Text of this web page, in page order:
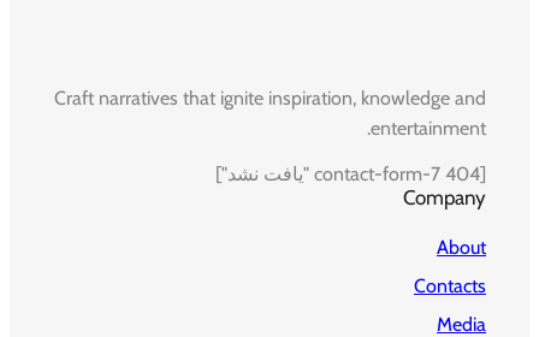
Craft narratives that ignite inspiration, knowledge and
entertainment.
[contact-form-7 404 "یافت نشد"]
Company
About
Contacts
Media